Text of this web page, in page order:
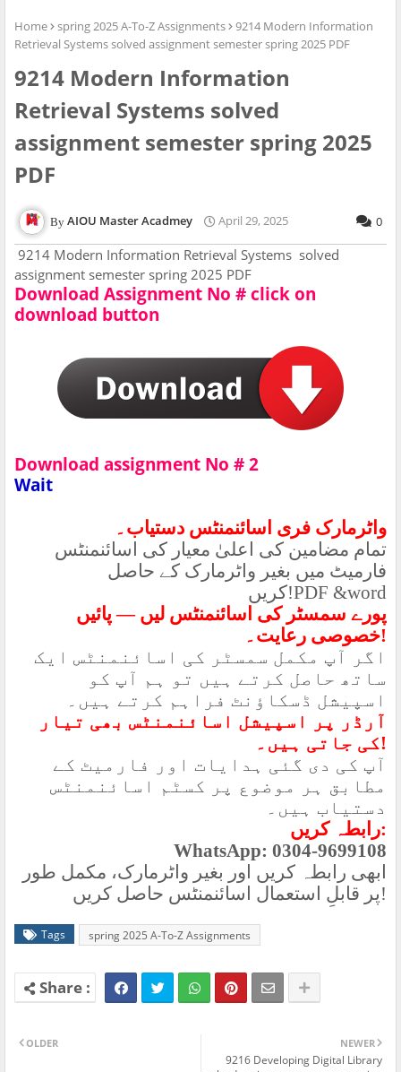
Home spring 2025 A-To-Z Assignments
9214 Modern Information
Retrieval Systems solved assignment semester spring 2025 PDF
9214 Modern Information
Retrieval Systems solved
assignment semester spring 2025
PDF
AIOU Master Acadmey April 29, 2025 0
9214 Modern Information Retrieval Systems solved
assignment semester spring 2025 PDF
Download Assignment No # click on
download button
Download assignment No # 2
Wait
واٹرمارک فری اسائنمنٹس دستیاب۔
تمام مضامین کی اعلیٰ معیار کی اسائنمنٹس
فارمیٹ میں بغیر واٹرمارک کے حاصل
کریں!PDF &word
پورے سمسٹر کی اسائنمنٹس لیں — پائیں
خصوصی رعایت۔!
اگر آپ مکمل سمسٹر کی اسائنمنٹس ایک
ساتھ حاصل کرتے ہیں تو ہم آپ کو
اسپیشل ڈسکاؤنٹ فراہم کرتے ہیں۔
آرڈر پر اسپیشل اسائنمنٹس بھی تیار
کی جاتی ہیں۔!
آپ کی دی گئی ہدایات اور فارمیٹ کے
مطابق ہر موضوع پر کسٹم اسائنمنٹس
دستیاب ہیں۔
رابطہ کریں:
WhatsApp: 0304-9699108
ابھی رابطہ کریں اور بغیر واٹرمارک، مکمل طور
پر قابلِ استعمال اسائنمنٹس حاصل کریں!
Tags spring 2025 A-To-Z Assignments
NEWER
9216 Developing Digital Library
OLDER